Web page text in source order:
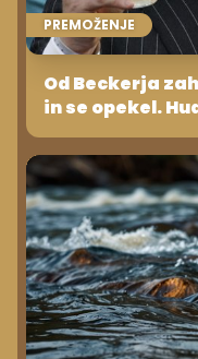
PREMOŽENJE
Od Beckerja
in se opekel.